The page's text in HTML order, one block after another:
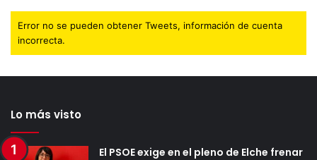
Error no se pueden obtener Tweets, información de cuenta
incorrecta.
Lo más visto
El PSOE exige en el pleno de Elche frenar